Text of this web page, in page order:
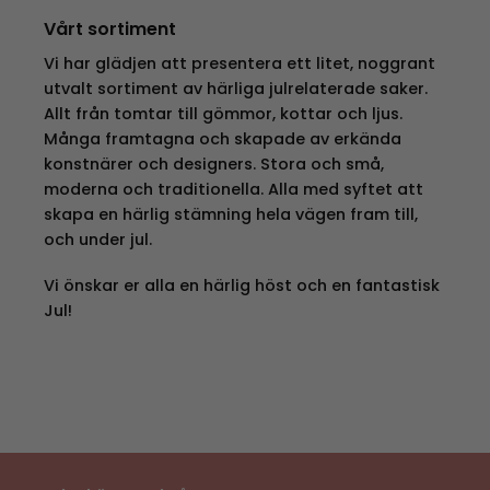
Vårt sortiment
Vi har glädjen att presentera ett litet, noggrant
utvalt sortiment av härliga julrelaterade saker.
Allt från tomtar till gömmor, kottar och ljus.
Många framtagna och skapade av erkända
konstnärer och designers. Stora och små,
moderna och traditionella. Alla med syftet att
skapa en härlig stämning hela vägen fram till,
och under jul.
Vi önskar er alla en härlig höst och en fantastisk
Jul!